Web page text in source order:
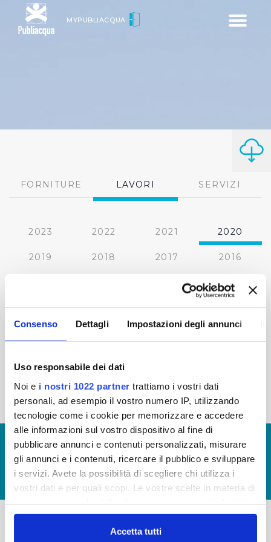
Consenso Dettagli Impostazioni degli annunci
Uso responsabile dei dati
Noi e i nostri 1022 partner trattiamo i vostri dati
personali, ad esempio il vostro numero IP, utilizzando
tecnologie come i cookie per memorizzare e accedere
alle informazioni sul vostro dispositivo al fine di
pubblicare annunci e contenuti personalizzati, misurare
gli annunci e i contenuti, ricercare il pubblico e sviluppare
i servizi. Avete la possibilità di scegliere chi utilizza i
vostri dati e per quali scopi. Le vostre scelte in materia di
in cui avete effettuato le vostre scelte. È possibile
modificare o revocare il proprio consenso in qualsiasi
Accetta tutti
Toggle
MYPUBLIACQUA
FORNITURE LAVORI SERVIZI
2023 2022 2021 2020
2019 2018 2017 2016
2012
2011 2010 2009 2008
« prima ‹ precedente 4
© Copyright 2017 - 2026
GLOSSARIO
GIUDICA IL SERVIZIO
LAVORA CON NOI